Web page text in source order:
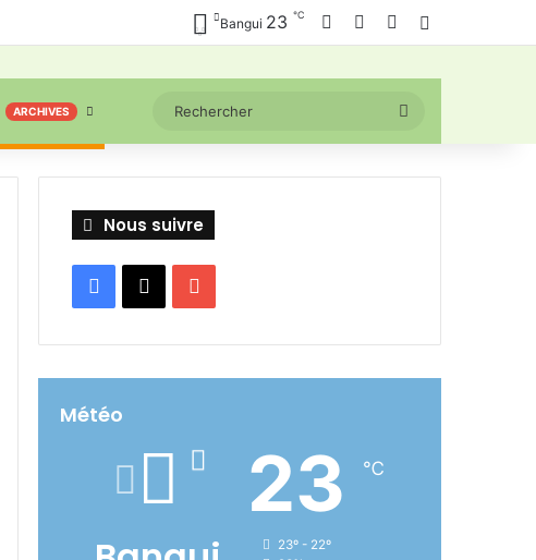
Bangui 23 ℃ Facebook YouTube
ARCHIVES Rechercher
Nous suivre
Facebook
X
Météo
23 ℃
23º - 22º